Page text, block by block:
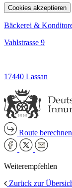
Cookies akzeptieren
Bäckerei &
Vahlstrasse 9
17440 Lassan
Route berechnen
Weiterempfehlen
Zurück zur